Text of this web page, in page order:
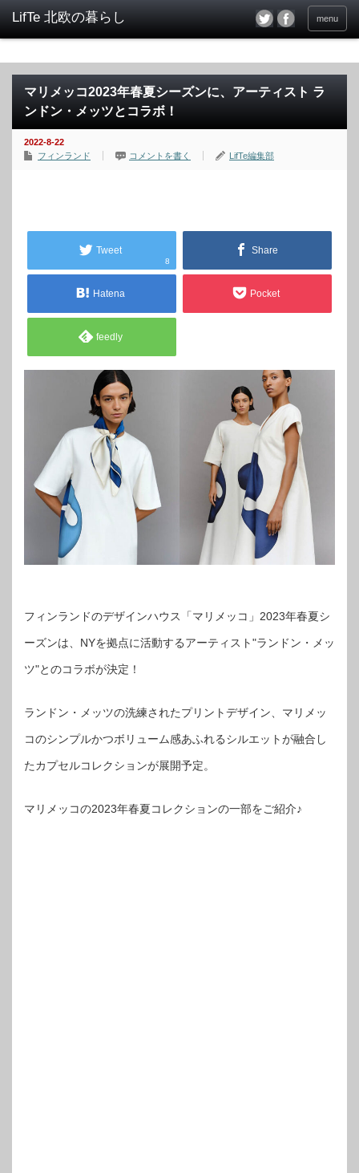
menu
マリメッコ2023年春夏シーズンに、アーティスト ラ
ンドン・メッツとコラボ！
2022-8-22
フィンランド
コメントを書く LifTe編集部
Tweet
8
Share
Hatena Pocket
feedly
フィンランドのデザインハウス「マリメッコ」2023年春夏シ
ーズンは、NYを拠点に活動するアーティスト"ランドン・メッ
ツ"とのコラボが決定！
ランドン・メッツの洗練されたプリントデザイン、マリメッ
コのシンプルかつボリューム感あふれるシルエットが融合し
たカプセルコレクションが展開予定。
マリメッコの2023年春夏コレクションの一部をご紹介♪